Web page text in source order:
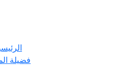
فضيلة